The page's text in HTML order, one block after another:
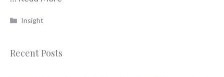
Categories
Insight
Recent Posts